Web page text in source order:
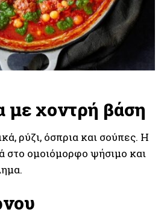
με χοντρή βάση
ρύζι, όσπρια και σούπες. Η
στο ομοιόμορφο ψήσιμο και